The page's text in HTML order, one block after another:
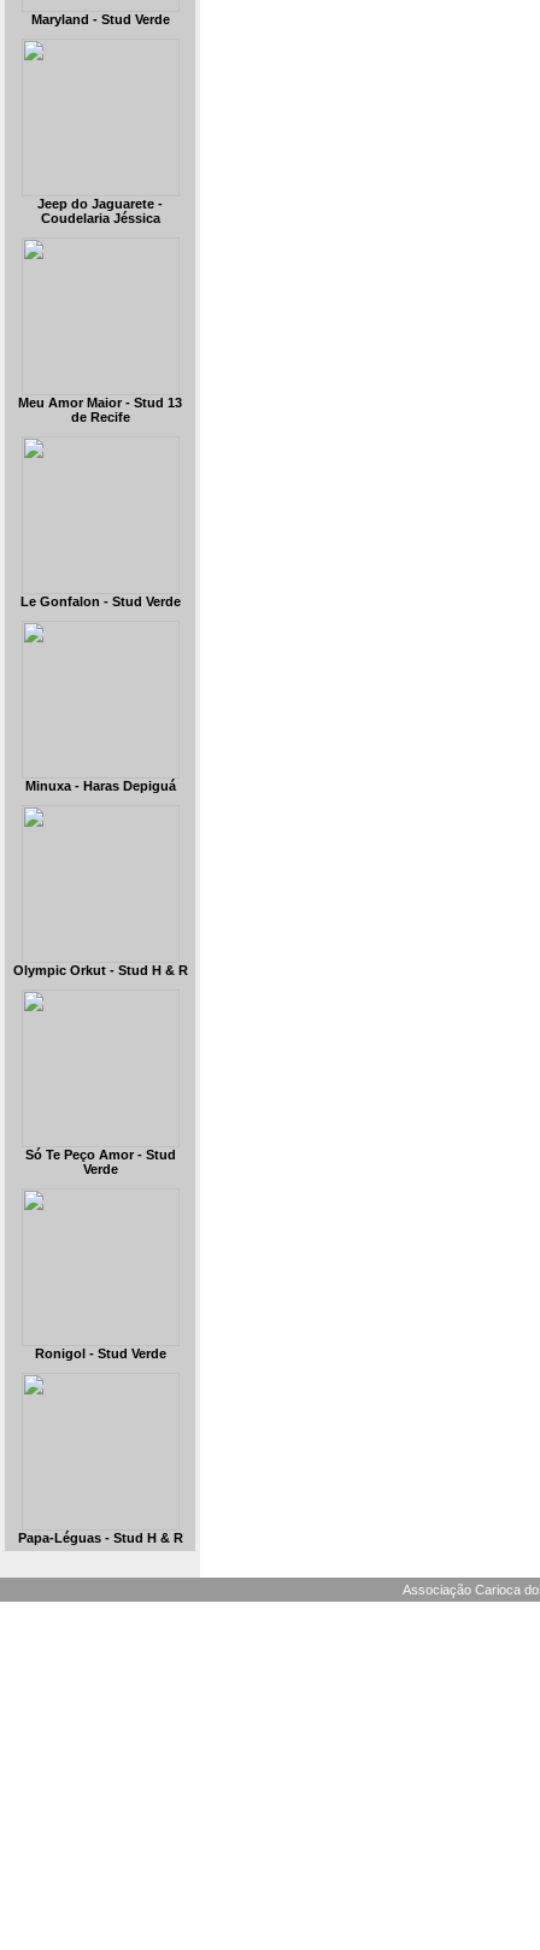
Maryland - Stud Verde
Jeep do Jaguarete -
Coudelaria Jéssica
Meu Amor Maior - Stud 13
de Recife
Le Gonfalon - Stud Verde
Minuxa - Haras Depiguá
Olympic Orkut - Stud H & R
Só Te Peço Amor - Stud
Verde
Ronigol - Stud Verde
Papa-Léguas - Stud H & R
Associação Carioca